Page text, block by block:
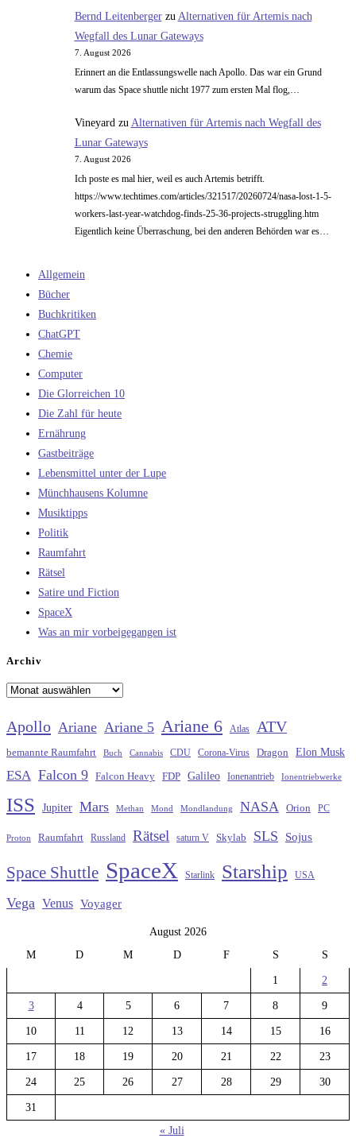
Bernd Leitenbergerzu Alternativen für Artemis nach
Wegfall des Lunar Gateways
7. August 2026
Erinnert an die Entlassungswelle nach Apollo. Das war ein Grund
warum das Space shuttle nicht 1977 zum ersten Mal flog,…
Vineyard zu Alternativen für Artemis nach Wegfall des
Lunar Gateways
7. August 2026
Ich poste es mal hier, weil es auch Artemis betrifft.
https://www.techtimes.com/articles/321517/20260724/nasa-lost-1-5-
workers-last-year-watchdog-finds-25-36-projects-struggling.htm
Eigentlich keine Überraschung, bei den anderen Behörden war es…
Allgemein
Bücher
Buchkritiken
ChatGPT
Chemie
Computer
Die Glorreichen 10
Die Zahl für heute
Ernährung
Gastbeiträge
Lebensmittel unter der Lupe
Münchhausens Kolumne
Musiktipps
Politik
Raumfahrt
Rätsel
Satire und Fiction
SpaceX
Was an mir vorbeigegangen ist
Archiv
Archiv
Apollo Ariane Ariane 5 Ariane 6 Atlas ATV
bemannte Raumfahrt Buch Cannabis CDU Corona-Virus Dragon Elon Musk
ESA Falcon 9 Falcon Heavy FDP Galileo Ionenantrieb Ionentriebwerke
ISS Jupiter Mars Methan Mond Mondlandung NASA Orion PC
Proton Raumfahrt Russland Rätsel saturn V Skylab SLS Sojus
Space Shuttle SpaceX Starlink Starship USA
Vega Venus Voyager
August 2026
M
D M D F S S
1 2
3 4 5 6 7 8 9
10 11 12 13 14 15 16
17 18 19 20 21 22 23
24 25 26 27 28 29 30
31
« Juli